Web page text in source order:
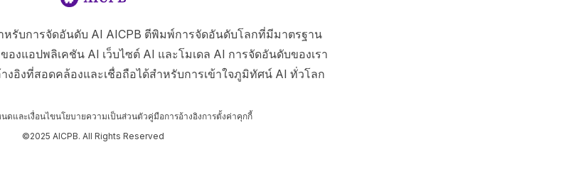
หรับการจัดอันดับ AI AICPB ตีพิมพ์การจัดอันดับโลกที่มีมาตรฐาน
องแอปพลิเคชัน AI เว็บไซต์ AI และโมเดล AI การจัดอันดับของเรา
อิงที่สอดคล้องและเชื่อถือได้สำหรับการเข้าใจภูมิทัศน์ AI ทั่วโลก
ดและเงื่อนไขนโยบายความเป็นส่วนตัวคู่มือการอ้างอิงการตั้งค่าคุกกี้
©2025 AICPB. All Rights Reserved